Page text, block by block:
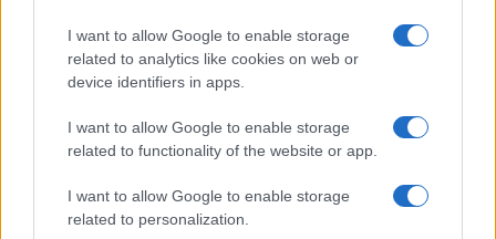
I want to allow Google to enable storage
related to analytics like cookies on web or
device identifiers in apps.
I want to allow Google to enable storage
related to functionality of the website or app.
I want to allow Google to enable storage
related to personalization.
Codacons denuncia: i problemi che affliggono la Sicilia
tra carburanti, spiagge e incendi